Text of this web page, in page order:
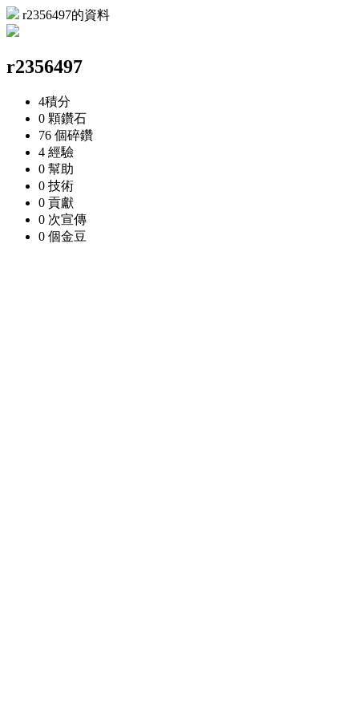
r2356497的資料
r2356497
4積分
0 顆鑽石
76 個碎鑽
4 經驗
0 幫助
0 技術
0 貢獻
0 次宣傳
0 個金豆